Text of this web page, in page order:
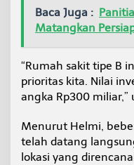
Baca Juga :
Matangkan
“Rumah sakit tipe B
prioritas kita. Nilai
angka Rp300
Menurut Helmi,
telah datang
lokasi yang